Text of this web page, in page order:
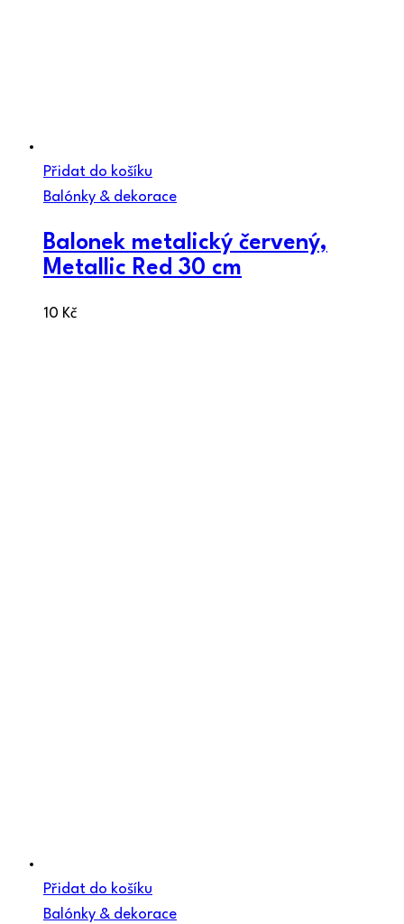
Přidat do košíku
Balónky & dekorace
Balonek metalický červený,
Metallic Red 30 cm
10 Kč
Přidat do košíku
Balónky & dekorace